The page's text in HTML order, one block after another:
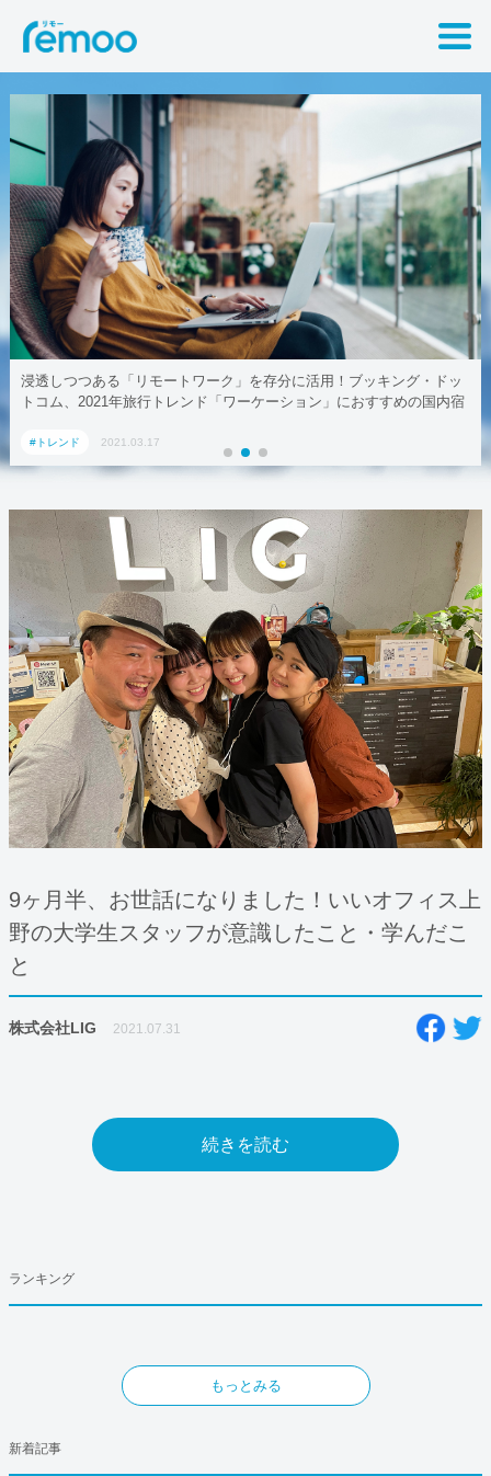
モートワーク」を存分に活用！ブッキング・ドッ
トレンド「ワーケーション」におすすめの国内宿
テレワークでも取
9ヶ月半、お世話になりました！いいオフィス上
野の大学生スタッフが意識したこと・学んだこ
と
株式会社LIG 2021.07.31
続きを読む
ランキング
もっとみる
新着記事